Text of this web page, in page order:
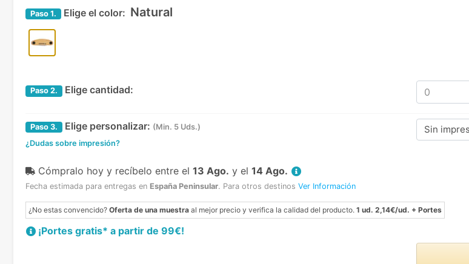
Paso 1. Elige el color: Natural
Paso 2. Elige cantidad:
Paso 3. Elige personalizar: (Min. 5 Uds.)
¿Dudas sobre impresión?
Sin
Cómpralo hoy y recíbelo entre el 13 Ago. y el 14 Ago.
Fecha estimada para entregas en España Peninsular. Para otros destinos Ver Información
¿No estas convencido? Oferta de una muestra al mejor precio y verifica la calidad del producto. 1 ud. 2,14€/ud. + Portes
¡Portes gratis* a partir de 99€!